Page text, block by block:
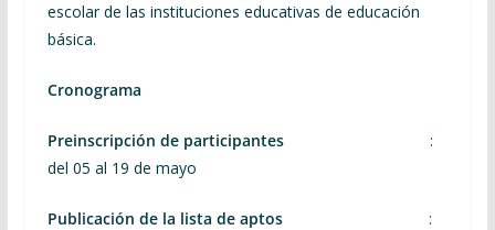
escolar de las instituciones educativas de educación
básica.
Cronograma
Preinscripción de participantes :
del 05 al 19 de mayo
Publicación de la lista de aptos :